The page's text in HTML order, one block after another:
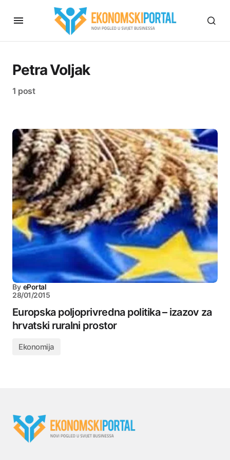
Petra Voljak
1 post
By ePortal
28/01/2015
Europska poljoprivredna politika – izazov za
hrvatski ruralni prostor
Ekonomija